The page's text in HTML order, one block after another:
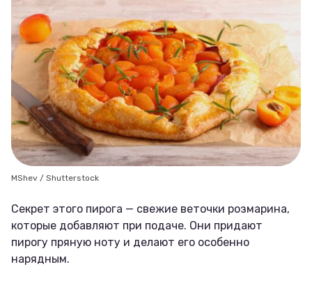
MShev / Shutterstock
Секрет этого пирога — свежие веточки розмарина,
которые добавляют при подаче. Они придают
пирогу пряную ноту и делают его особенно
нарядным.